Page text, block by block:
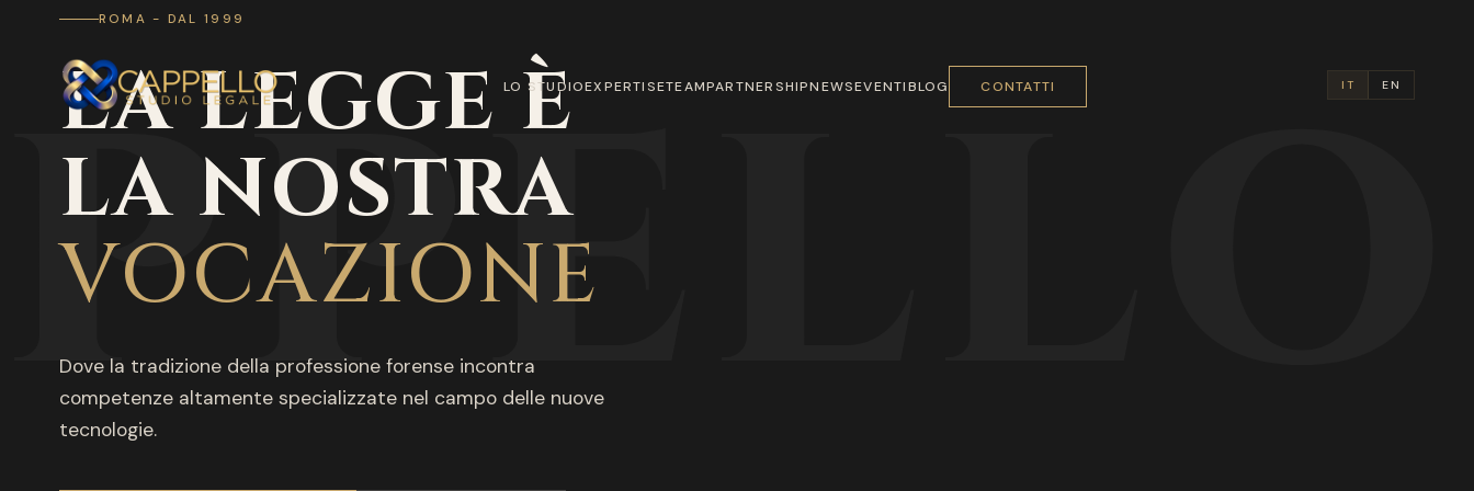
LO STUDIOEXPERTISETEAMPARTNERSHIPNEWSEVENTIBLOG CONTATTI IT EN
ROMA - DAL 1999
LA LEGGE È
LA NOSTRA
VOCAZIONE
Dove la tradizione della professione forense incontra
competenze altamente specializzate nel campo delle nuove
tecnologie.